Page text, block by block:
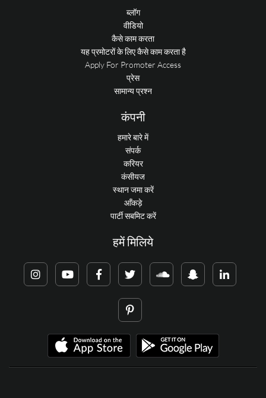
ब्लॉग
वीडियो
कैसे काम करता
यह प्रमोटरों के लिए कैसे काम करता है
Apply For Promoter Access
प्रेस
सामान्य प्रश्न
कंपनी
हमारे बारे में
संपर्क
करियर
कंसीयज
स्थान जमा करें
आँकड़े
पार्टी सबमिट करें
हमें मिलिये